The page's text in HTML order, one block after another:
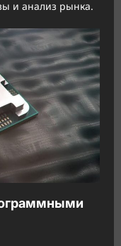
и анализ рынка.